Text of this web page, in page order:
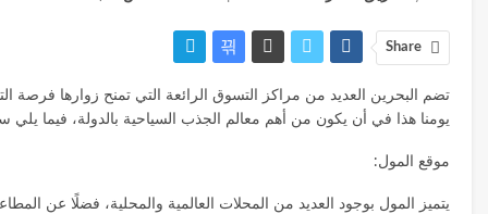
Share
يومنا هذا في أن يكون من أهم معالم الجذب السياحية بالدولة، فيما
موقع المول:
يتميز المول بوجود العديد من المحلات العالمية والمحلية، فضلًا عن